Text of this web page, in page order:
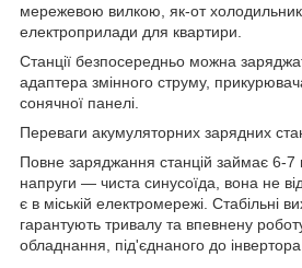
мережевою вилкою, як-от холодильник,
електроприлади для квартири.
Станції безпосередньо можна
адаптера змінного струму,
сонячної панелі.
Переваги акумуляторних зарядних
Повне заряджання станцій займає 6-7
напруги — чиста синусоїда, вона не
є в міській електромережі. Стабільні
гарантують тривалу та впевнену
обладнання, під'єднаного до інвертора.